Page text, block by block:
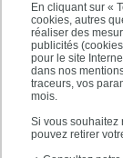
En cliquant sur «
cookies, autres
réaliser des
publicités
pour le site
dans nos
traceurs, vos
mois.
Si vous souhaitez
pouvez retirer